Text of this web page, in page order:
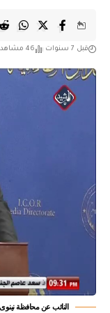
قبل 7 سنوات 46 مشاهدات
النائب عن محافظة